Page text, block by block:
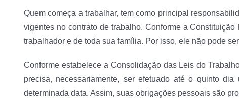
Quem começa a trabalhar, tem como principal
vigentes no contrato de trabalho. Conforme a
trabalhador e de toda sua família. Por isso, ele não pode
Conforme estabelece a Consolidação das Leis do
precisa, necessariamente, ser efetuado até o quinto
determinada data. Assim, suas obrigações pessoais são